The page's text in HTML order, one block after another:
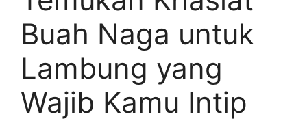
Buah Naga untuk
Lambung yang
Wajib Kamu Intip